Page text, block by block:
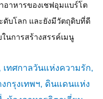
อาหารของเชฟอุมแบร์โต
ดับโลก และยังมีวัตถุดิบที่ดี
นการสร้างสรรค์เมนู